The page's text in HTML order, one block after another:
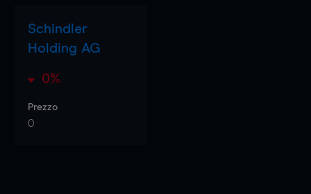
Schindler
Holding AG
0%
Prezzo
0